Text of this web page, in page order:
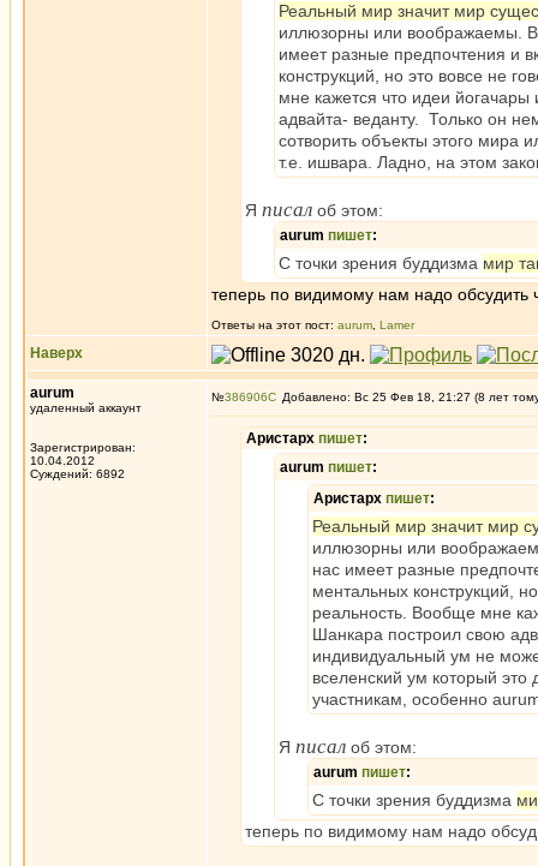
Реальный мир значит мир
иллюзорны или воображаемы. В
имеет разные предпочтения и
конструкций, но это вовсе не
мне кажется что идеи
адвайта- веданту. Только он
сотворить объекты этого мира
т.е. ишвара. Ладно, на этом
Я писал об этом:
aurum пишет:
С точки зрения буддизма мир
теперь по видимому нам надо обсудить
Ответы на этот пост: aurum Lamer
Наверх
aurum
удаленный аккаунт
Зарегистрирован:
10.04.2012
Суждений: 6892
№386906 Добавлено: Вс 25 Фев 18, 21:27 (8 лет
Аристарх пишет:
aurum пишет:
Аристарх пишет:
Реальный мир значит мир
иллюзорны или
нас имеет разные
ментальных конструкций,
реальность. Вообще мне
Шанкара построил свою
индивидуальный ум не
вселенский ум который
участникам, особенно
Я писал об этом:
aurum пишет:
С точки зрения буддизма
теперь по видимому нам надо